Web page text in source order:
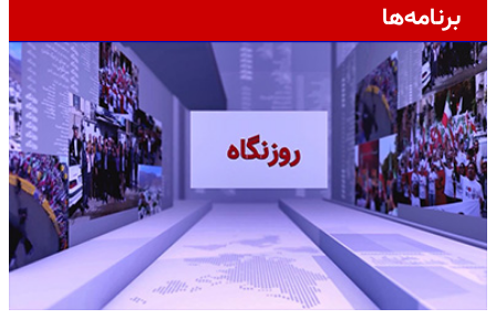
برنامه‌ها